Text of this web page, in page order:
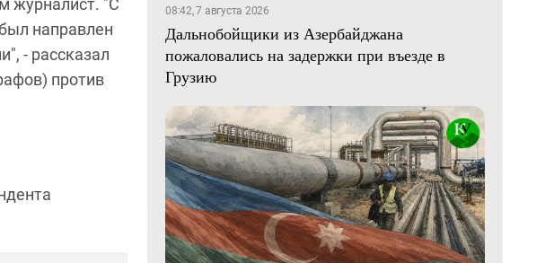
журналист. "С
направлен
- рассказал
против
08:42, 7 августа 2026
Дальнобойщики из Азербайджана
пожаловались на задержки при въезде в
Грузию